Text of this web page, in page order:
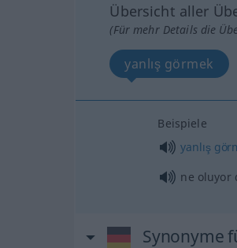
Übersicht aller
(Für mehr Details die
yanlış görmek
Beispiele
yanlış
ne oluyor
Synonyme